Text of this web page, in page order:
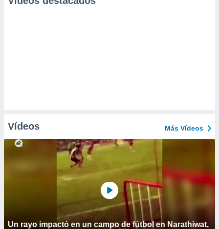
Vídeos Más Vídeos
Un rayo impactó en un campo de fútbol en Narathiwat,